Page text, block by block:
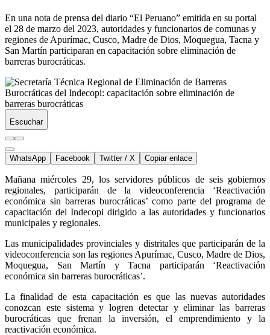
En una nota de prensa del diario “El Peruano” emitida en su portal
el 28 de marzo del 2023, autoridades y funcionarios de comunas y
regiones de Apurímac, Cusco, Madre de Dios, Moquegua, Tacna y
San Martín participaran en capacitación sobre eliminación de
barreras burocráticas.
Escuchar
WhatsApp Facebook Twitter / X Copiar enlace
Mañana miércoles 29, los servidores públicos de seis gobiernos
regionales, participarán de la videoconferencia ‘Reactivación
económica sin barreras burocráticas’ como parte del programa de
capacitación del Indecopi dirigido a las autoridades y funcionarios
municipales y regionales.
Las municipalidades provinciales y distritales que participarán de la
videoconferencia son las regiones Apurímac, Cusco, Madre de Dios,
Moquegua, San Martín y Tacna participarán ‘Reactivación
económica sin barreras burocráticas’.
La finalidad de esta capacitación es que las nuevas autoridades
conozcan este sistema y logren detectar y eliminar las barreras
burocráticas que frenan la inversión, el emprendimiento y la
reactivación económica.